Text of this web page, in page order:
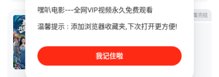
全集完结
最强渔夫：我靠海钓，一路变强
导演：未知
/ 马丽莎
嘿叭电影---全网VIP视频永久免费观看
温馨提示 : 添加浏览器收藏夹,下次打开更方便!
我记住啦